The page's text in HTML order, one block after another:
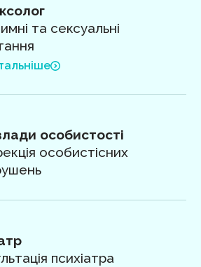
та сексуальні
особистості
особистісних
психіатра